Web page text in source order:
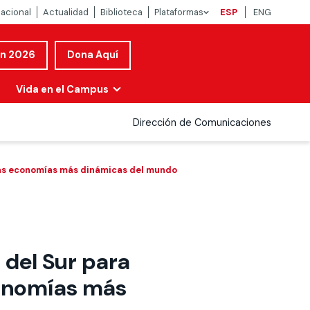
Actualidad Biblioteca Plataformas ESP ENG
2026 Dona Aquí
Vida en el Campus
Dirección de Comunicaciones
economías más dinámicas del mundo
Sur para
más